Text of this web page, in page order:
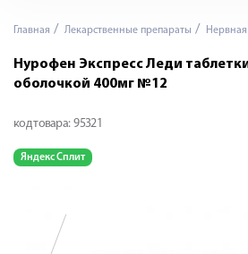
Главная Лекарственные препараты Нервная
Нурофен Экспресс Леди
оболочкой 400мг №12
код товара: 95321
Яндекс Сплит